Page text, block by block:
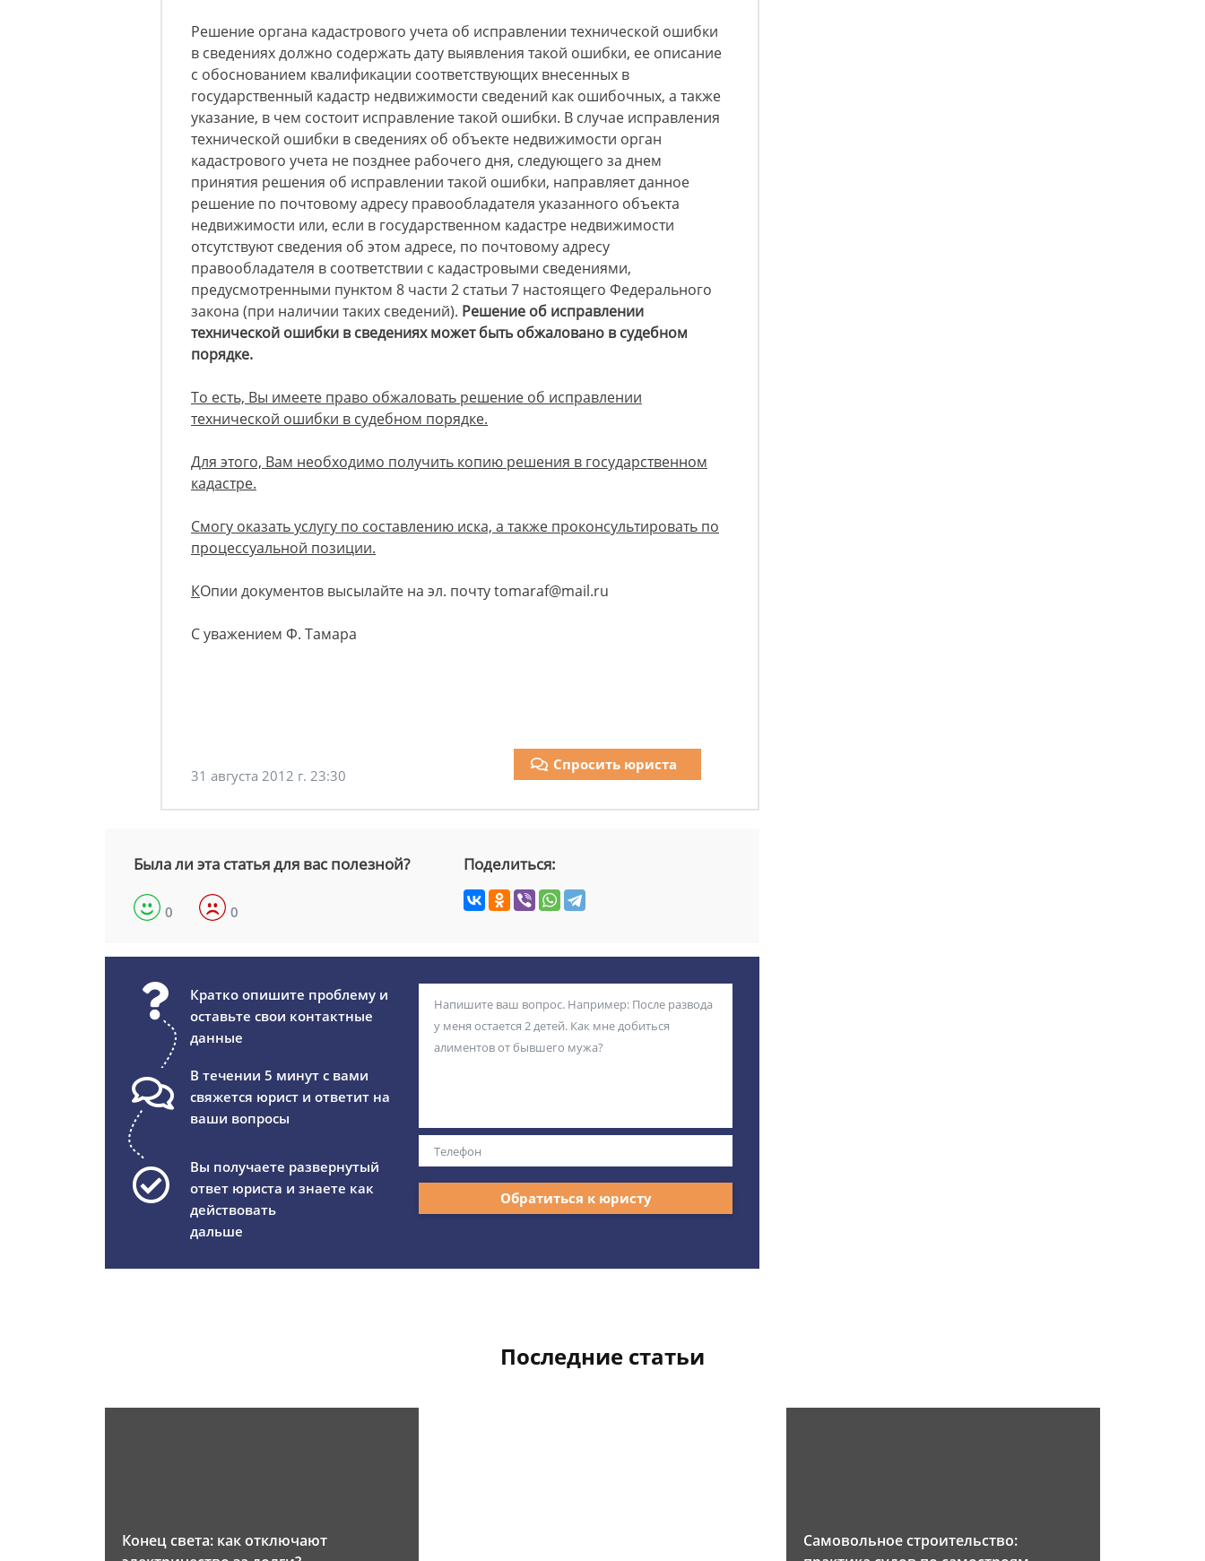
Решение органа кадастрового учета об исправлении технической ошибки
в сведениях должно содержать дату выявления такой ошибки, ее описание
с обоснованием квалификации соответствующих внесенных в
государственный кадастр недвижимости сведений как ошибочных, а также
указание, в чем состоит исправление такой ошибки. В случае исправления
технической ошибки в сведениях об объекте недвижимости орган
кадастрового учета не позднее рабочего дня, следующего за днем
принятия решения об исправлении такой ошибки, направляет данное
решение по почтовому адресу правообладателя указанного объекта
недвижимости или, если в государственном кадастре недвижимости
отсутствуют сведения об этом адресе, по почтовому адресу
правообладателя в соответствии с кадастровыми сведениями,
предусмотренными пунктом 8 части 2 статьи 7 настоящего Федерального
закона (при наличии таких сведений). Решение об исправлении
технической ошибки в сведениях может быть обжаловано в судебном
порядке.
То есть, Вы имеете право обжаловать решение об исправлении
технической ошибки в судебном порядке.
Для этого, Вам необходимо получить копию решения в государственном
кадастре.
Смогу оказать услугу по составлению иска, а также проконсультировать по
процессуальной позиции.
КОпии документов высылайте на эл. почту tomaraf@mail.ru
С уважением Ф. Тамара
31 августа 2012 г. 23:30
Спросить юриста
Была ли эта статья для вас полезной?
0 0
Поделиться:
Кратко опишите проблему и
оставьте свои контактные
данные
В течении 5 минут с вами
свяжется юрист и ответит на
ваши вопросы
Вы получаете развернутый
ответ юриста и знаете как
действовать
дальше
Обратиться к юристу
Последние статьи
Конец света: как отключают
Самовольное строительство: